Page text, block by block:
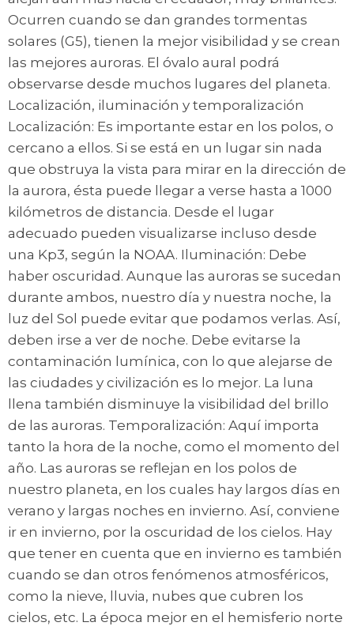
Ocurren cuando se dan grandes tormentas
solares (G5), tienen la mejor visibilidad y se crean
las mejores auroras. El óvalo aural podrá
observarse desde muchos lugares del planeta.
Localización, iluminación y temporalización
Localización: Es importante estar en los polos, o
cercano a ellos. Si se está en un lugar sin nada
que obstruya la vista para mirar en la dirección de
la aurora, ésta puede llegar a verse hasta a 1000
kilómetros de distancia. Desde el lugar
adecuado pueden visualizarse incluso desde
una Kp3, según la NOAA. Iluminación: Debe
haber oscuridad. Aunque las auroras se sucedan
durante ambos, nuestro día y nuestra noche, la
luz del Sol puede evitar que podamos verlas. Así,
deben irse a ver de noche. Debe evitarse la
contaminación lumínica, con lo que alejarse de
las ciudades y civilización es lo mejor. La luna
llena también disminuye la visibilidad del brillo
de las auroras. Temporalización: Aquí importa
tanto la hora de la noche, como el momento del
año. Las auroras se reflejan en los polos de
nuestro planeta, en los cuales hay largos días en
verano y largas noches en invierno. Así, conviene
ir en invierno, por la oscuridad de los cielos. Hay
que tener en cuenta que en invierno es también
cuando se dan otros fenómenos atmosféricos,
como la nieve, lluvia, nubes que cubren los
cielos, etc. La época mejor en el hemisferio norte